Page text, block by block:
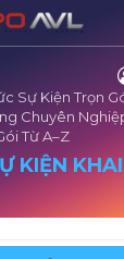
Sự Kiện Trọn
Chuyên
Từ A–Z
KIỆN